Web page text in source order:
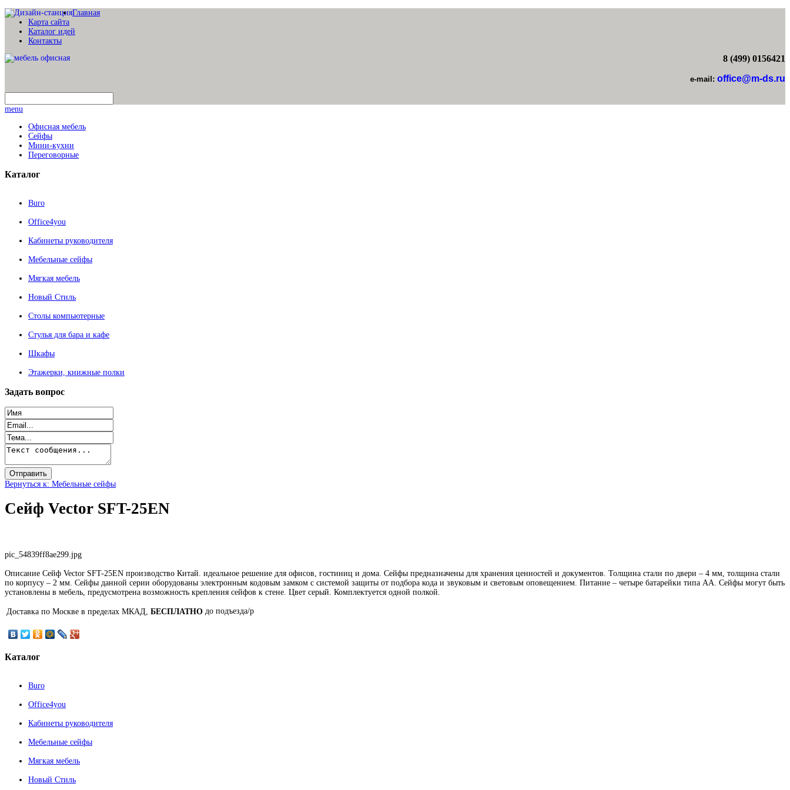
Главная
Карта сайта
Каталог идей
Контакты
8 (499) 0156421
e-mail: office@m-ds.ru
menu
Офисная мебель
Сейфы
Мини-кухни
Переговорные
Каталог
Buro
Office4you
Кабинеты руководителя
Мебельные сейфы
Мягкая мебель
Новый Стиль
Столы компьютерные
Стулья для бара и кафе
Шкафы
Этажерки, книжные полки
Задать вопрос
Вернуться к: Мебельные сейфы
Сейф Vector SFT-25EN
pic_54839ff8ae299.jpg
Описание Сейф Vector SFT-25EN производство Китай. идеальное решение для офисов, гостиниц и дома. Сейфы предназначены для хранения ценностей и документов. Толщина стали по двери – 4 мм, толщина стали
по корпусу – 2 мм. Сейфы данной серии оборудованы электронным кодовым замком с системой защиты от подбора кода и звуковым и световым оповещением. Питание – четыре батарейки типа АА. Сейфы могут быть
установлены в мебель, предусмотрена возможность крепления сейфов к стене. Цвет серый. Комплектуется одной полкой.
Доставка по Москве в пределах МКАД, БЕСПЛАТНО до подъезда/p
Каталог
Buro
Office4you
Кабинеты руководителя
Мебельные сейфы
Мягкая мебель
Новый Стиль